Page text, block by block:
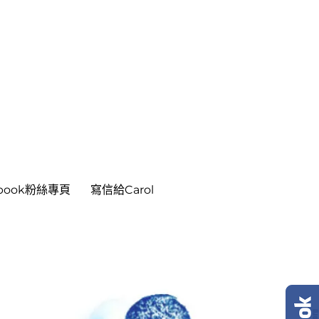
粉絲專頁 寫信給Carol